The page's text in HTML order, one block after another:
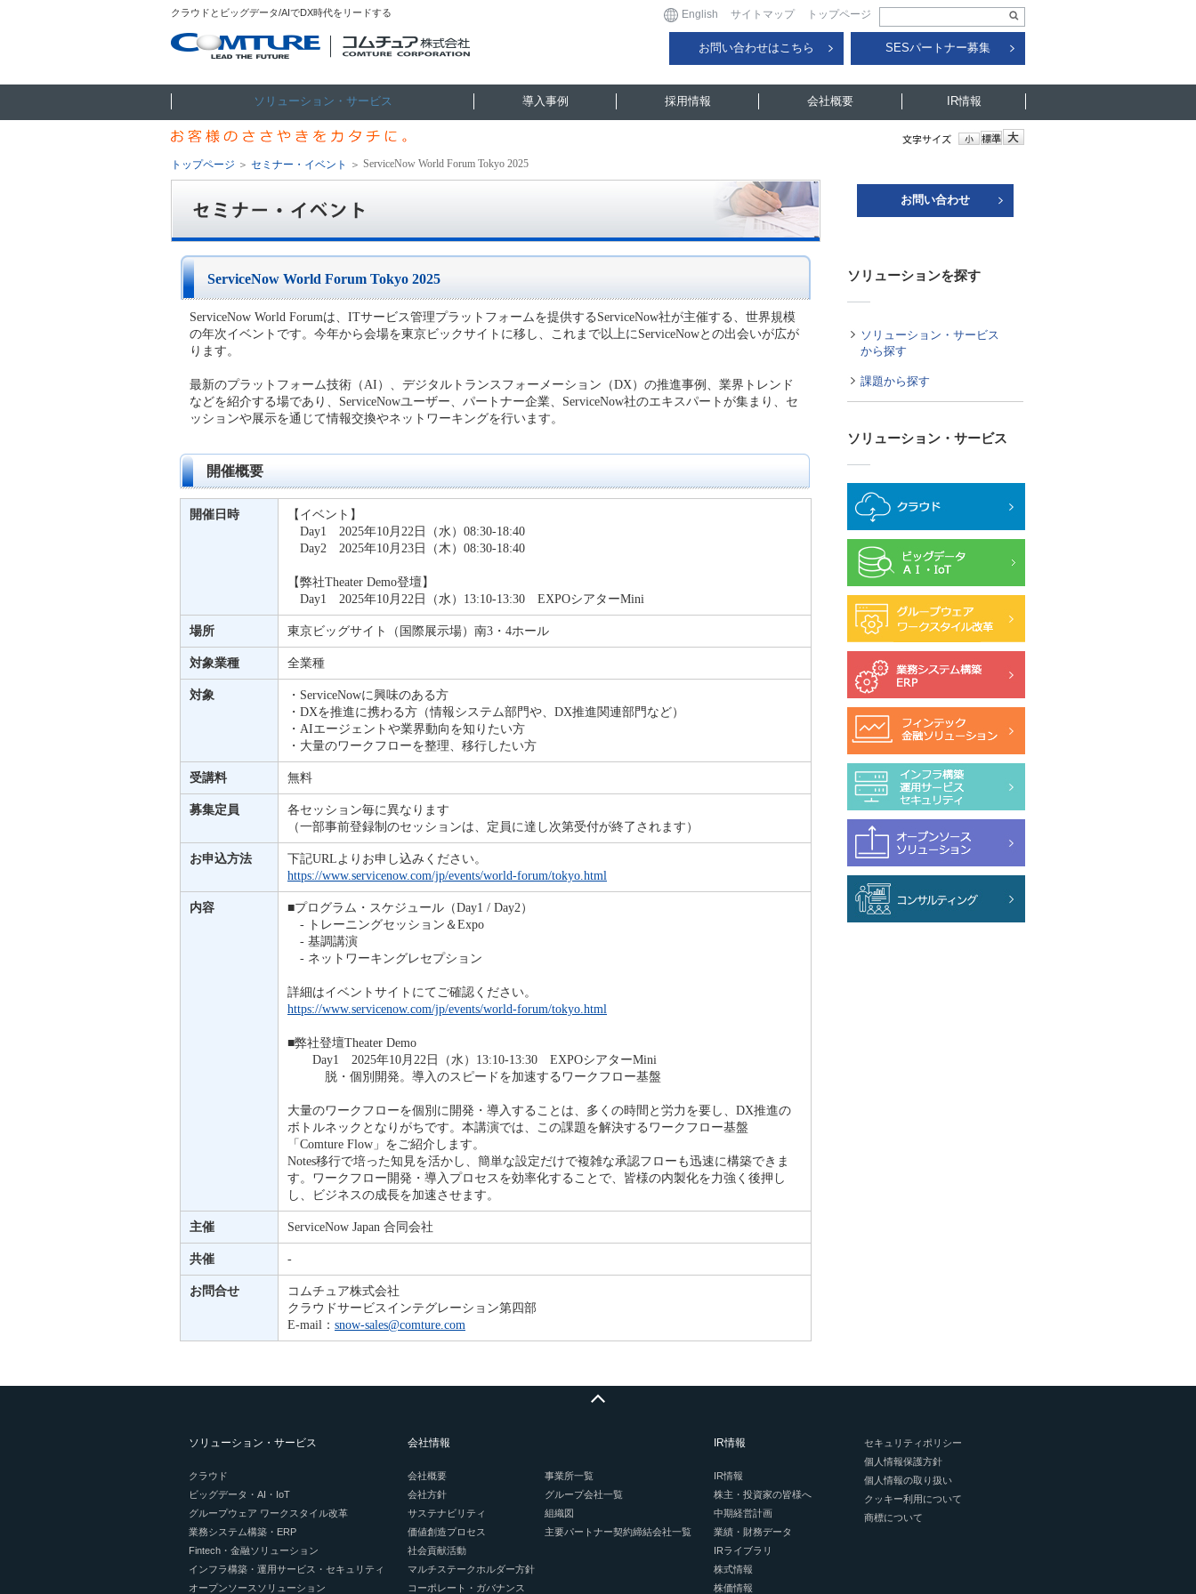
クラウドとビッグデータ/AIでDX時代をリードする English サイトマップ トップページ
お問い合わせはこちら SESパートナー募集
ソリューション・サービス 導入事例 採用情報 会社概要 IR情報
トップページ ＞ セミナー・イベント ＞ ServiceNow World Forum Tokyo 2025
ServiceNow World Forum Tokyo 2025
ServiceNow World Forumは、ITサービス管理プラットフォームを提供するServiceNow社が主催する、世界規模
の年次イベントです。今年から会場を東京ビックサイトに移し、これまで以上にServiceNowとの出会いが広が
ります。
最新のプラットフォーム技術（AI）、デジタルトランスフォーメーション（DX）の推進事例、業界トレンド
などを紹介する場であり、ServiceNowユーザー、パートナー企業、ServiceNow社のエキスパートが集まり、セ
ッションや展示を通じて情報交換やネットワーキングを行います。
開催概要
開催日時
【イベント】
Day1 2025年10月22日（水）08:30-18:40
Day2 2025年10月23日（木）08:30-18:40
【弊社Theater Demo登壇】
Day1 2025年10月22日（水）13:10-13:30 EXPOシアターMini
場所 東京ビッグサイト（国際展示場）南3・4ホール
対象業種 全業種
対象
・ServiceNowに興味のある方
・DXを推進に携わる方（情報システム部門や、DX推進関連部門など）
・AIエージェントや業界動向を知りたい方
・大量のワークフローを整理、移行したい方
受講料 無料
募集定員
各セッション毎に異なります
（一部事前登録制のセッションは、定員に達し次第受付が終了されます）
お申込方法
下記URLよりお申し込みください。
https://www.servicenow.com/jp/events/world-forum/tokyo.html
内容
■プログラム・スケジュール（Day1 / Day2）
- トレーニングセッション＆Expo
- 基調講演
- ネットワーキングレセプション
詳細はイベントサイトにてご確認ください。
https://www.servicenow.com/jp/events/world-forum/tokyo.html
■弊社登壇Theater Demo
Day1 2025年10月22日（水）13:10-13:30 EXPOシアターMini
脱・個別開発。導入のスピードを加速するワークフロー基盤
大量のワークフローを個別に開発・導入することは、多くの時間と労力を要し、DX推進の
ボトルネックとなりがちです。本講演では、この課題を解決するワークフロー基盤
「Comture Flow」をご紹介します。
Notes移行で培った知見を活かし、簡単な設定だけで複雑な承認フローも迅速に構築できま
す。ワークフロー開発・導入プロセスを効率化することで、皆様の内製化を力強く後押し
し、ビジネスの成長を加速させます。
主催 ServiceNow Japan 合同会社
共催 -
お問合せ
コムチュア株式会社
クラウドサービスインテグレーション第四部
E-mail： snow-sales@comture.com
お問い合わせ
ソリューションを探す
ソリューション・サービス
から探す
課題から探す
ソリューション・サービス
ソリューション・サービス
クラウド
ビッグデータ・AI・IoT
グループウェア ワークスタイル改革
業務システム構築・ERP
Fintech・金融ソリューション
インフラ構築・運用サービス・セキュリティ
オープンソースソリューション
会社情報
会社概要
会社方針
サステナビリティ
価値創造プロセス
社会貢献活動
マルチステークホルダー方針
コーポレート・ガバナンス
事業所一覧
グループ会社一覧
組織図
主要パートナー契約締結会社一覧
IR情報
IR情報
株主・投資家の皆様へ
中期経営計画
業績・財務データ
IRライブラリ
株式情報
株価情報
セキュリティポリシー
個人情報保護方針
個人情報の取り扱い
クッキー利用について
商標について